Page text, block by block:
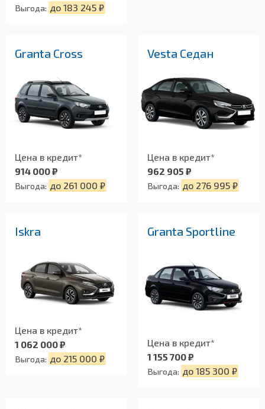
Выгода: до 183 245 ₽
Granta Cross
Цена в кредит*
914 000 ₽
Выгода: до 261 000 ₽
Vesta Седан
Цена в кредит*
962 905 ₽
Выгода: до 276 995 ₽
Iskra
Цена в кредит*
1 062 000 ₽
Выгода: до 215 000 ₽
Granta Sportline
Цена в кредит*
1 155 700 ₽
Выгода: до 185 300 ₽